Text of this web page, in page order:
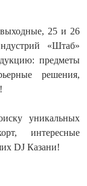
25 и 26
«Штаб»
предметы
решения,
уникальных
интересные
DJ Казани!